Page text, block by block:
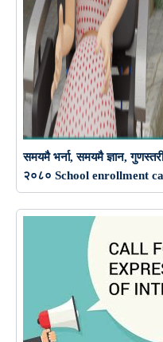
समयमै भर्ना, समयमै ज्ञान,
२०८० School enrollment